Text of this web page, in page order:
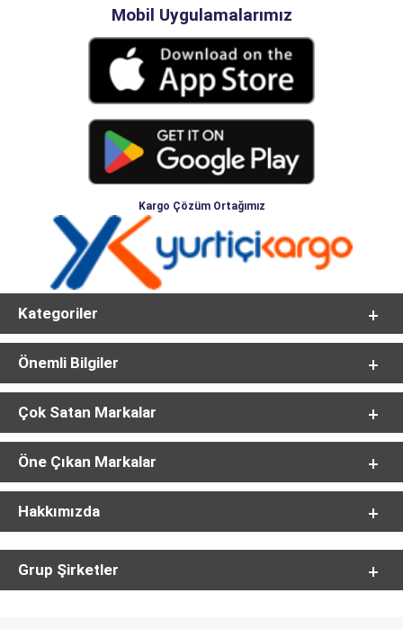
Mobil Uygulamalarımız
Kargo Çözüm Ortağımız
Kategoriler
Önemli Bilgiler
Çok Satan Markalar
Öne Çıkan Markalar
Hakkımızda
Grup Şirketler